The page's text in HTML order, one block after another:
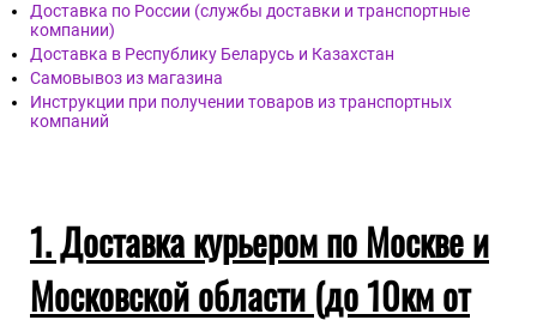
Доставка по России (службы доставки и транспортные
компании)
Доставка в Республику Беларусь и Казахстан
Самовывоз из магазина
Инструкции при получении товаров из транспортных
компаний
1. Доставка курьером по Москве и
Московской области (до 10км от